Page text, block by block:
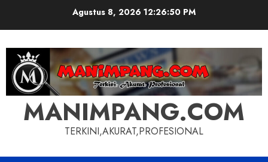
Agustus 8, 2026 12:26:50 PM
MANIMPANG.COM
TERKINI,AKURAT,PROFESIONAL